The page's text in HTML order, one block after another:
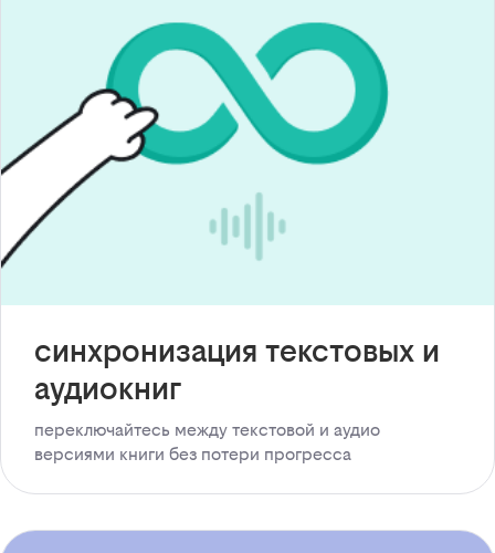
синхронизация текстовых и
аудиокниг
переключайтесь между текстовой и аудио
версиями книги без потери прогресса